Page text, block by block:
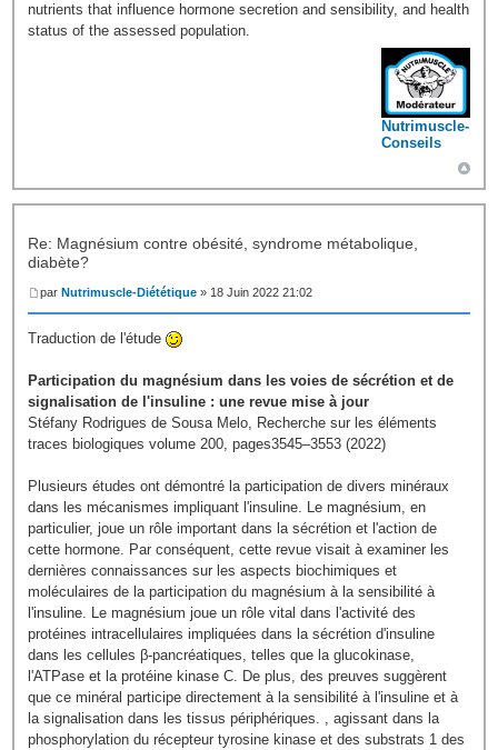
nutrients that influence hormone secretion and sensibility, and health
status of the assessed population.
Nutrimuscle-
Conseils
Re: Magnésium contre obésité, syndrome métabolique,
diabète?
parNutrimuscle-Diététique » 18 Juin 2022 21:02
Traduction de l'étude
Participation du magnésium dans les voies de sécrétion et de
signalisation de l'insuline : une revue mise à jour
Stéfany Rodrigues de Sousa Melo, Recherche sur les éléments
traces biologiques volume 200, pages3545–3553 (2022)
Plusieurs études ont démontré la participation de divers minéraux
dans les mécanismes impliquant l'insuline. Le magnésium, en
particulier, joue un rôle important dans la sécrétion et l'action de
cette hormone. Par conséquent, cette revue visait à examiner les
dernières connaissances sur les aspects biochimiques et
moléculaires de la participation du magnésium à la sensibilité à
l'insuline. Le magnésium joue un rôle vital dans l'activité des
protéines intracellulaires impliquées dans la sécrétion d'insuline
dans les cellules β-pancréatiques, telles que la glucokinase,
l'ATPase et la protéine kinase C. De plus, des preuves suggèrent
que ce minéral participe directement à la sensibilité à l'insuline et à
la signalisation dans les tissus périphériques. , agissant dans la
phosphorylation du récepteur tyrosine kinase et des substrats 1 des